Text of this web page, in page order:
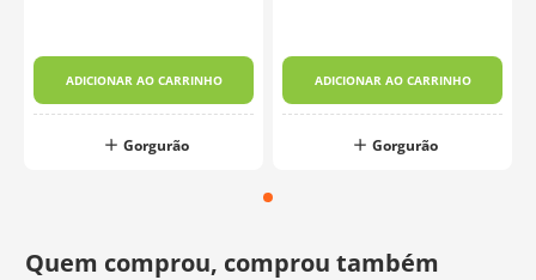
ADICIONAR AO CARRINHO
Gorgurão
ADICIONAR AO CARRINHO
Gorgurão